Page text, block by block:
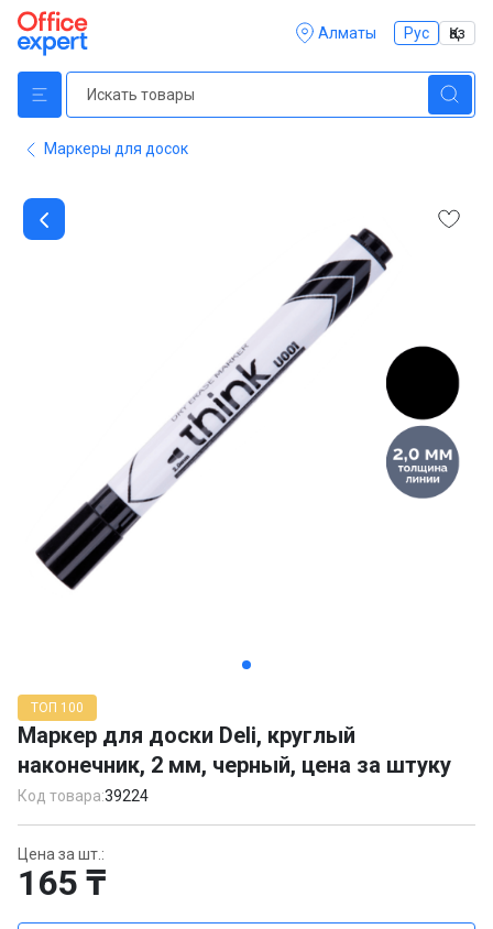
Алматы Рус Қаз
Маркеры для досок
of
2
ТОП 100
Маркер для доски Deli, круглый
наконечник, 2 мм, черный, цена за штуку
Код товара:39224
Цена за шт.:
165 ₸